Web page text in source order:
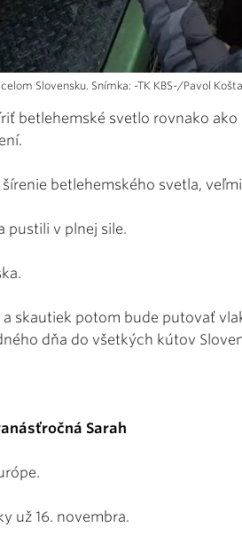
Slovensku. Snímka: -TK KBS-/Pavol Košta
betlehemské svetlo rovnako
betlehemského svetla,
pustili v plnej sile.
skautiek potom bude putovať
dňa do všetkých kútov
Sarah
už 16. novembra.